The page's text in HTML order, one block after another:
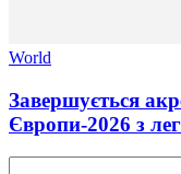
World
Завершується
Європи-2026 з